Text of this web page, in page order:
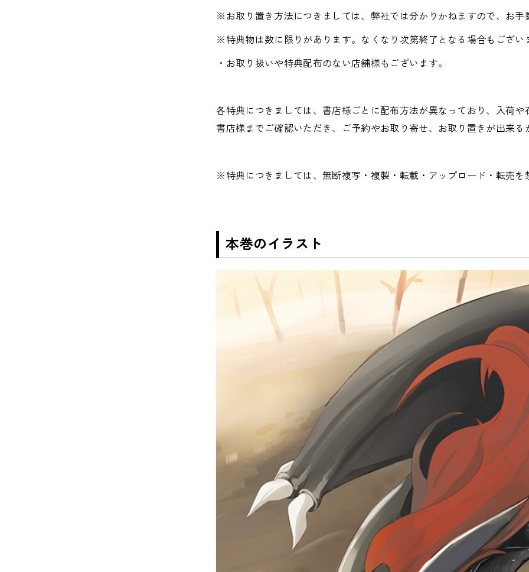
※お取り置き方法につきましては、弊社では分かりかねますので、お手
※特典物は数に限りがあります。なくなり次第終了となる場合もござい
・お取り扱いや特典配布のない店舗様もございます。
各特典につきましては、書店様ごとに配布方法が異なっており、入荷
書店様までご確認いただき、ご予約やお取り寄せ、お取り置きが出来る
※特典につきましては、無断複写・複製・転載・アップロード・転売を
本巻のイラスト